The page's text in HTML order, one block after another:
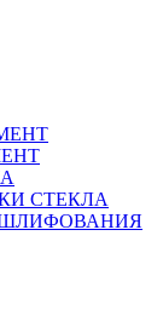
СТЕКЛА
ШЛИФОВАНИЯ